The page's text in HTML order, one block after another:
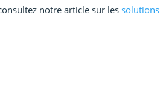
notre article sur les solutions